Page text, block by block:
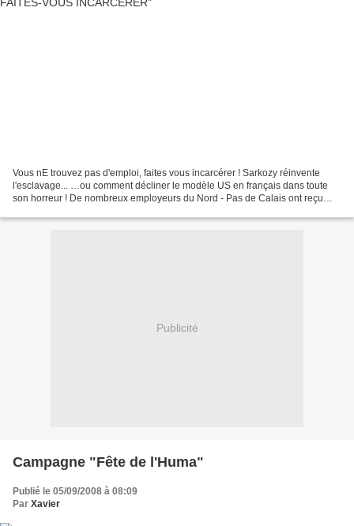
Vous nE trouvez pas d'emploi, faites vous incarcérer ! Sarkozy réinvente
l'esclavage... …ou comment décliner le modèle US en français dans toute
son horreur ! De nombreux employeurs du Nord - Pas de Calais ont reçu
Publicité
Campagne "Fête de l'Huma"
Publié le 05/09/2008 à 08:09
Par Xavier